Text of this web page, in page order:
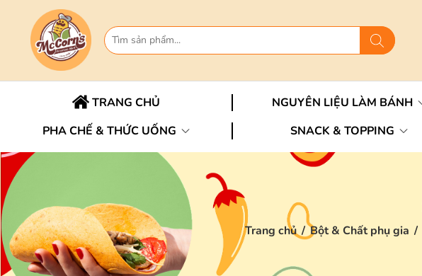
TRANG CHỦ NGUYÊN LIỆU LÀM BÁNH
PHA CHẾ & THỨC UỐNG
SNACK & TOPPING
Trang chủ / Bột & Chất phụ gia /